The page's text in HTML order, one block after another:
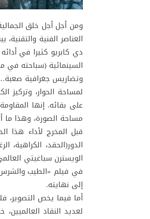
ومن أجل أجل خلق
العناصر الفنية
دي كابريو كثيرا في
السينمائية (سباحته في
وتضاريس جغرافية
لمساحة الحوار، وتركيز
على بقائه. إنها
مساحة الصورة، وهذا ما
قبل المخرج لأداء هذا
الدور(الحقد، الكراهية،
الويسترن سباغيتي
في فيلم «الطيب والشرس
إلى نهايته.
أما فيما يخص التصوير،
لعديد النقاد